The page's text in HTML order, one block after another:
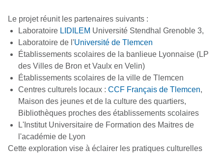
Le projet réunit les partenaires suivants :
Laboratoire LIDILEM Université Stendhal Grenoble 3,
Laboratoire de l'Université de Tlemcen
Établissements scolaires de la banlieue Lyonnaise (LP
des Villes de Bron et Vaulx en Velin)
Établissements scolaires de la ville de Tlemcen
Centres culturels locaux : CCF Français de Tlemcen,
Maison des jeunes et de la culture des quartiers,
Bibliothèques proches des établissements scolaires
L'Institut Universitaire de Formation des Maitres de
l'académie de Lyon
Cette exploration vise à éclairer les pratiques culturelles